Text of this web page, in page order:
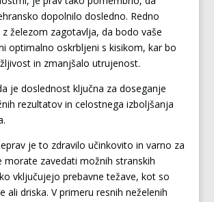
dopolnilo dosledno. Redno
železom zagotavlja, da bodo vaše
optimalno oskrbljeni s kisikom, kar bo
in zmanjšalo utrujenost.
je doslednost ključna za doseganje
rezultatov in celostnega izboljšanja
je to zdravilo učinkovito in varno za
morate zavedati možnih stranskih
vključujejo prebavne težave, kot so
ali driska. V primeru resnih neželenih